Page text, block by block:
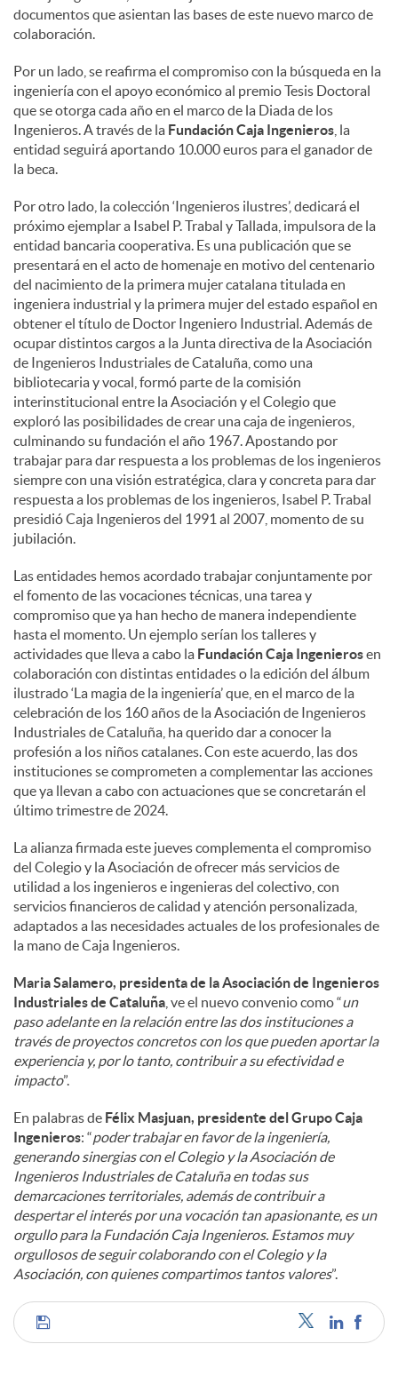
documentos que asientan las bases de este nuevo marco de
colaboración.
Por un lado, se reafirma el compromiso con la búsqueda en la
ingeniería con el apoyo económico al premio Tesis Doctoral
que se otorga cada año en el marco de la Diada de los
Ingenieros. A través de la Fundación Caja Ingenieros , la
entidad seguirá aportando 10.000 euros para el ganador de
la beca.
Por otro lado, la colección ‘Ingenieros ilustres’, dedicará el
próximo ejemplar a Isabel P. Trabal y Tallada, impulsora de la
entidad bancaria cooperativa. Es una publicación que se
presentará en el acto de homenaje en motivo del centenario
del nacimiento de la primera mujer catalana titulada en
ingeniera industrial y la primera mujer del estado español en
obtener el título de Doctor Ingeniero Industrial. Además de
ocupar distintos cargos a la Junta directiva de la Asociación
de Ingenieros Industriales de Cataluña, como una
bibliotecaria y vocal, formó parte de la comisión
interinstitucional entre la Asociación y el Colegio que
exploró las posibilidades de crear una caja de ingenieros,
culminando su fundación el año 1967. Apostando por
trabajar para dar respuesta a los problemas de los ingenieros
siempre con una visión estratégica, clara y concreta para dar
respuesta a los problemas de los ingenieros, Isabel P. Trabal
presidió Caja Ingenieros del 1991 al 2007, momento de su
jubilación.
Las entidades hemos acordado trabajar conjuntamente por
el fomento de las vocaciones técnicas, una tarea y
compromiso que ya han hecho de manera independiente
hasta el momento. Un ejemplo serían los talleres y
actividades que lleva a cabo la Fundación Caja Ingenierosen
colaboración con distintas entidades o la edición del álbum
ilustrado ‘La magia de la ingeniería’ que, en el marco de la
celebración de los 160 años de la Asociación de Ingenieros
Industriales de Cataluña, ha querido dar a conocer la
profesión a los niños catalanes. Con este acuerdo, las dos
instituciones se comprometen a complementar las acciones
que ya llevan a cabo con actuaciones que se concretarán el
último trimestre de 2024.
La alianza firmada este jueves complementa el compromiso
del Colegio y la Asociación de ofrecer más servicios de
utilidad a los ingenieros e ingenieras del colectivo, con
servicios financieros de calidad y atención personalizada,
adaptados a las necesidades actuales de los profesionales de
la mano de Caja Ingenieros.
Maria Salamero, presidenta de la Asociación de Ingenieros
Industriales de Cataluña , ve el nuevo convenio como “un
paso adelante en la relación entre las dos instituciones a
través de proyectos concretos con los que pueden aportar la
experiencia y, por lo tanto, contribuir a su efectividad e
impacto”.
En palabras de Félix Masjuan, presidente del Grupo Caja
Ingenieros: “poder trabajar en favor de la ingeniería,
generando sinergias con el Colegio y la Asociación de
Ingenieros Industriales de Cataluña en todas sus
demarcaciones territoriales, además de contribuir a
despertar el interés por una vocación tan apasionante, es un
orgullo para la Fundación Caja Ingenieros. Estamos muy
orgullosos de seguir colaborando con el Colegio y la
Asociación, con quienes compartimos tantos valores”.
C